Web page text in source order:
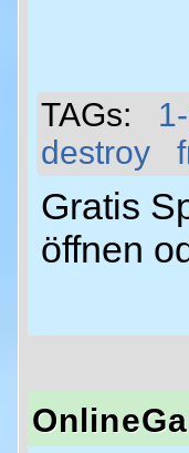
TAGs:
destroy
Gratis
öffnen